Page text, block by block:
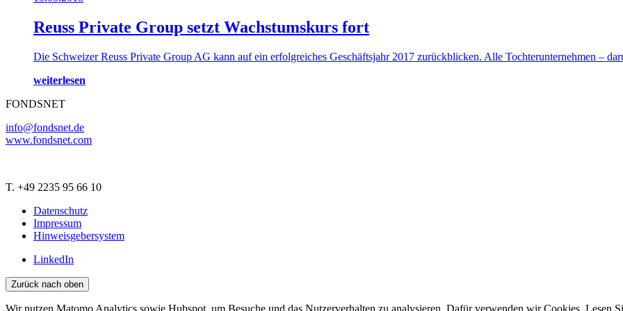
Reuss Private Group setzt Wachstumskurs fort
Die Schweizer Reuss Private Group AG kann auf ein erfolgreiches Geschäftsjahr 2017 zurückblicken. Alle Tochterunternehmen –
weiterlesen
FONDSNET
info@fondsnet.de
www.fondsnet.com
T. +49 2235 95 66 10
Datenschutz
Impressum
Hinweisgebersystem
LinkedIn
Zurück nach oben
Wir nutzen Matomo Analytics sowie Hubspot, um Besuche und das Nutzerverhalten zu analysieren. Dafür verwenden wir Cookies. Lesen